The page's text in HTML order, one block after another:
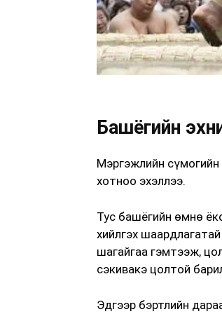
Башёгийн
Мэргэжлийн
хотноо эхэллээ.
Тус башёгийн өмнө
хийлгэх
шагайгаа гэмтээж,
сэкивакэ цолтой
Эдгээр бэртлийн